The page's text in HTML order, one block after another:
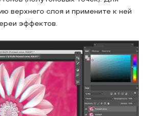
верхнего слоя и примените к ней
эффектов.